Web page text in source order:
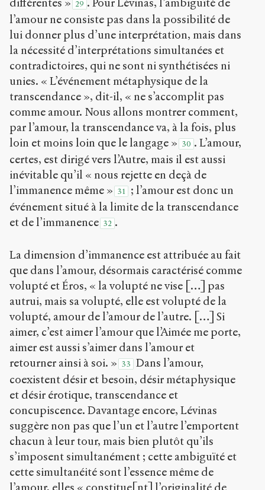
différentes » 29 . Pour Lévinas, l’ambiguïté de
l’amour ne consiste pas dans la possibilité de
lui donner plus d’une interprétation, mais dans
la nécessité d’interprétations simultanées et
contradictoires, qui ne sont ni synthétisées ni
unies. « L’événement métaphysique de la
transcendance », dit-il, « ne s’accomplit pas
comme amour. Nous allons montrer comment,
par l’amour, la transcendance va, à la fois, plus
loin et moins loin que le langage » 30 . L’amour,
certes, est dirigé vers l’Autre, mais il est aussi
inévitable qu’il « nous rejette en deçà de
l’immanence même » 31 ; l’amour est donc un
événement situé à la limite de la transcendance
et de l’immanence 32 .
La dimension d’immanence est attribuée au fait
que dans l’amour, désormais caractérisé comme
volupté et Éros, « la volupté ne vise […] pas
autrui, mais sa volupté, elle est volupté de la
volupté, amour de l’amour de l’autre. […] Si
aimer, c’est aimer l’amour que l’Aimée me porte,
aimer est aussi s’aimer dans l’amour et
retourner ainsi à soi. » 33 Dans l’amour,
coexistent désir et besoin, désir métaphysique
et désir érotique, transcendance et
concupiscence. Davantage encore, Lévinas
suggère non pas que l’un et l’autre l’emportent
chacun à leur tour, mais bien plutôt qu’ils
s’imposent simultanément ; cette ambiguïté et
cette simultanéité sont l’essence même de
l’amour, elles « constitue[nt] l’originalité de